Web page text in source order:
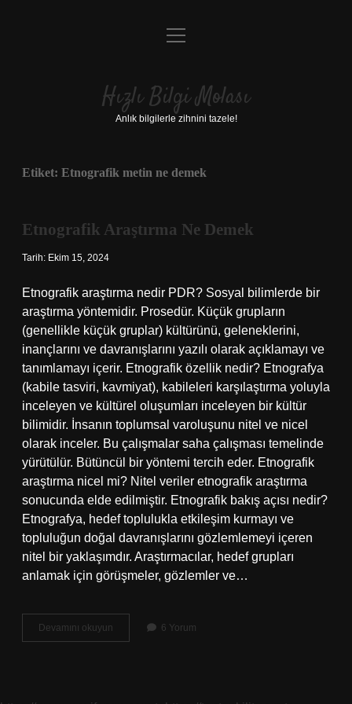
Anasayfa
Yasal Uyarı
menüyü
Hızlı Bilgi Molası
Anlık bilgilerle zihnini tazele!
Etiket: Etnografik metin ne demek
Etnografik Araştırma Ne Demek
Tarih: Ekim 15, 2024
Etnografik araştırma nedir PDR? Sosyal bilimlerde bir
araştırma yöntemidir. Prosedür. Küçük grupların
(genellikle küçük gruplar) kültürünü, geleneklerini,
inançlarını ve davranışlarını yazılı olarak açıklamayı ve
tanımlamayı içerir. Etnografik özellik nedir? Etnografya
(kabile tasviri, kavmiyat), kabileleri karşılaştırma yoluyla
inceleyen ve kültürel oluşumları inceleyen bir kültür
bilimidir. İnsanın toplumsal varoluşunu nitel ve nicel
olarak inceler. Bu çalışmalar saha çalışması temelinde
yürütülür. Bütüncül bir yöntemi tercih eder. Etnografik
araştırma nicel mi? Nitel veriler etnografik araştırma
sonucunda elde edilmiştir. Etnografik bakış açısı nedir?
Etnografya, hedef toplulukla etkileşim kurmayı ve
topluluğun doğal davranışlarını gözlemlemeyi içeren
nitel bir yaklaşımdır. Araştırmacılar, hedef grupları
anlamak için görüşmeler, gözlemler ve…
Devamını okuyun Etnografik
Araştırma
6 Yorum